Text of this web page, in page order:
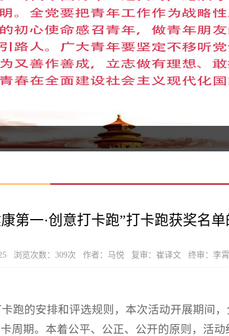
第一·创意打卡跑”打卡跑获奖名
浏览次数： 309次 作者：马悦 复审：崔译文 终审：李
卡跑的安排和评选规则，本次活动开展期间
周期。本着公平、公正、公开的原则，活